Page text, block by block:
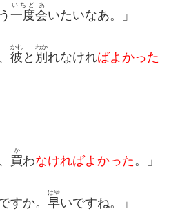
一度
いちど
会
あ
いたいなあ。」
彼
かれ
と 別
わか
れなければよかった
買
か
わなければよかった。」
すか。早
はや
いですね。」